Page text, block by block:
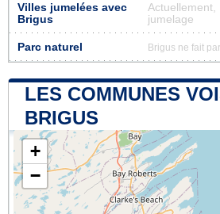
Villes jumelées avec
Brigus
Actuellement,
jumelage
Parc naturel Brigus ne fait
LES COMMUNES
BRIGUS
+
−